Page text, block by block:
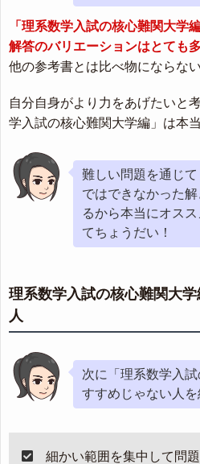
「理系数学入試の核心難関大学
解答のバリエーションはとても多
他の参考書とは比べ物にならない
自分自身がより力をあげたいと
学入試の核心難関大学編」は本
難しい問題を通じ
ではできなかった
るから本当にオス
てちょうだい！
理系数学入試の核心難関大
人
次に「理系数学入
すすめじゃない人を
細かい範囲を集中して問